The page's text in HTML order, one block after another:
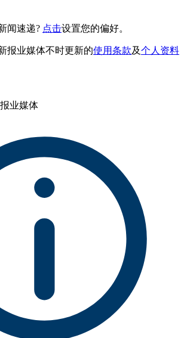
闻速递? 点击设置您的偏好。
报业媒体不时更新的使用条款及个人资料
业媒体